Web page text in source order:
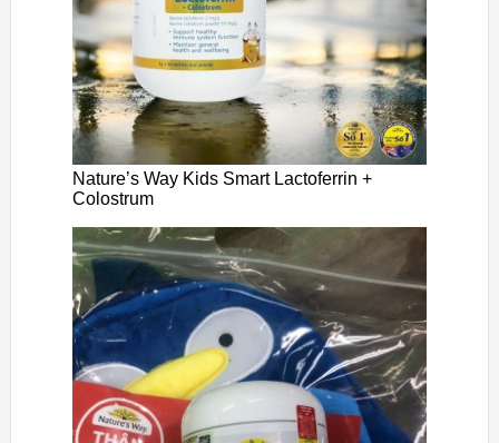
Nature’s Way Kids Smart Lactoferrin +
Colostrum